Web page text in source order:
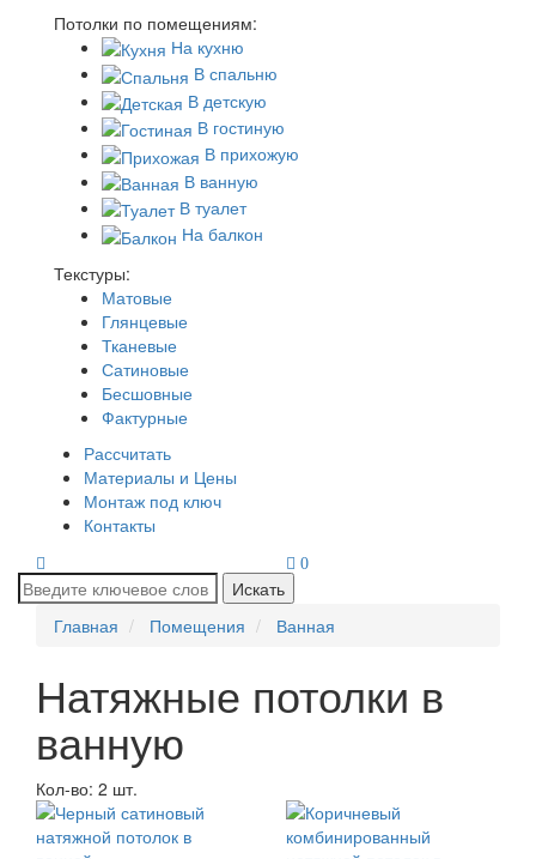
Потолки по помещениям:
На кухню
В спальню
В детскую
В гостиную
В прихожую
В ванную
В туалет
На балкон
Текстуры:
Матовые
Глянцевые
Тканевые
Сатиновые
Бесшовные
Фактурные
Рассчитать
Материалы и Цены
Монтаж под ключ
Контакты
0
Искать
Главная
Помещения Ванная
Натяжные потолки в
ванную
Кол-во: 2 шт.